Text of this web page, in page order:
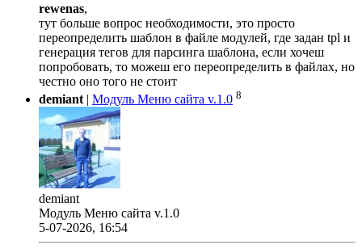
rewenas,
тут больше вопрос необходимости, это просто
переопределить шаблон в файле модулей, где задан tpl и
генерация тегов для парсинга шаблона, если хочеш
попробовать, то можеш его переопределить в файлах, но
честно оно того не стоит
demiant | Модуль Меню сайта v.1.0 8
demiant
Модуль Меню сайта v.1.0
5-07-2026, 16:54